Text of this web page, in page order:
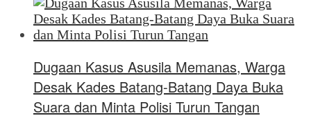
Dugaan Kasus Asusila Memanas, Warga
Desak Kades Batang-Batang Daya Buka
Suara dan Minta Polisi Turun Tangan